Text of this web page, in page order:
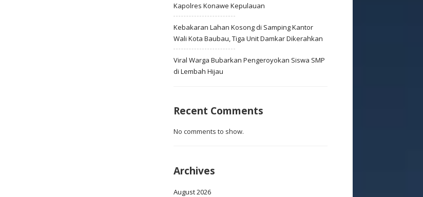
Kapolres Konawe Kepulauan
Kebakaran Lahan Kosong di Samping Kantor
Wali Kota Baubau, Tiga Unit Damkar Dikerahkan
Viral Warga Bubarkan Pengeroyokan Siswa SMP
di Lembah Hijau
Recent Comments
No comments to show.
Archives
August 2026